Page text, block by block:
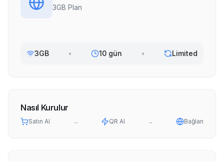
3GB Plan
3GB • 10 gün • Limited
Nasıl Kurulur
Satın Al → QR Al → Bağlan